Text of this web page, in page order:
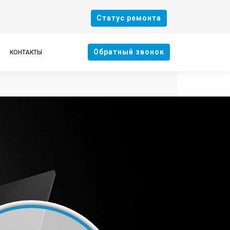
Cтатус ремонта
КОНТАКТЫ Oбратный звонок